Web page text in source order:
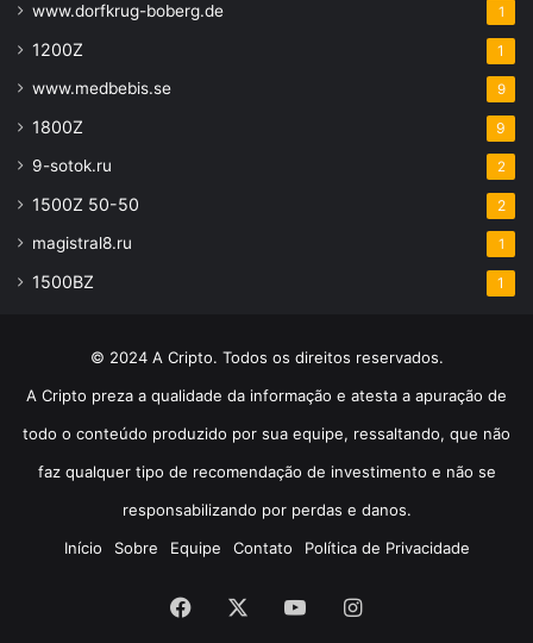
www.dorfkrug-boberg.de 1
1200Z 1
www.medbebis.se 9
1800Z 9
9-sotok.ru 2
1500Z 50-50 2
magistral8.ru 1
1500BZ 1
© 2024 A Cripto. Todos os direitos reservados.
A Cripto preza a qualidade da informação e atesta a apuração de
todo o conteúdo produzido por sua equipe, ressaltando, que não
faz qualquer tipo de recomendação de investimento e não se
responsabilizando por perdas e danos.
Início
Sobre Equipe Contato Política de Privacidade
Facebook YouTubeInstagram